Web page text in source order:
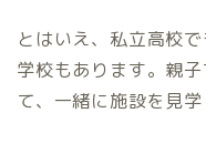
とはいえ、私立高校
学校もあります。親
て、一緒に施設を見